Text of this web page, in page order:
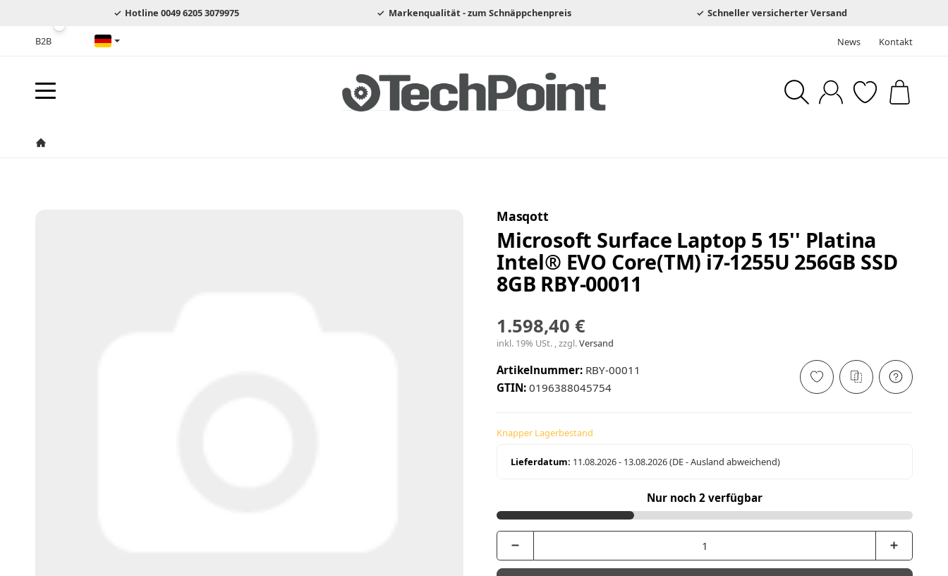
Hotline 0049 6205 3079975 Markenqualität - zum Schnäppchenpreis Schneller versicherter Versand
B2B Deutsch News Kontakt
Masqott
Microsoft Surface Laptop 5 15'' Platina
Intel® EVO Core(TM) i7-1255U 256GB SSD
8GB RBY-00011
1.598,40 €
inkl. 19% USt. , zzgl.Versand
Artikelnummer: RBY-00011
GTIN: 0196388045754
Knapper Lagerbestand
Lieferdatum: 11.08.2026 - 13.08.2026(DE - Ausland abweichend)
Nur noch 2 verfügbar